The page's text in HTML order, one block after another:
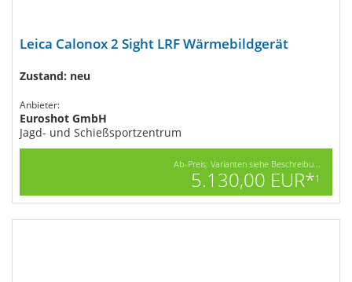
Leica Calonox 2 Sight LRF​ Wärmebildgerät
Zustand: neu
Anbieter:
Euroshot GmbH
Jagd- und Schießsportzentrum
Ab-Preis; Varianten siehe Beschreibu...
5.130,00 EUR*1